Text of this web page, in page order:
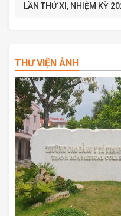
LẦN THỨ XI, NHIỆM KỲ
THƯ VIỆN ẢNH